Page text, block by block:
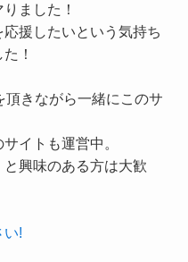
ました！
援したいという気持ち
！
きながら一緒にこのサ
イトも運営中。
と興味のある方は大歓
い!